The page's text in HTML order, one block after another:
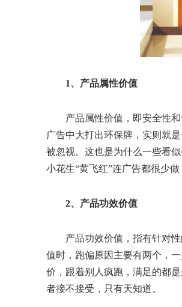
1、产品属性价值
产品属性价值，即安全性
广告中大打出环保牌，实则就
被忽视。这也是为什么一些看
小花生“黄飞红”连广告都很少
2、产品功效价值
产品功效价值，指有针对
值时，跑偏原因主要有两个，
价，跟着别人疯跑，满足的都
者接不接受，只有天知道。